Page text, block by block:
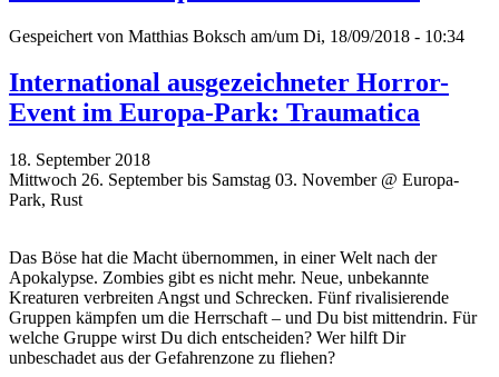
Gespeichert von Matthias Boksch am/um Di, 18/09/2018 - 10:34
International ausgezeichneter Horror-
Event im Europa-Park: Traumatica
18. September 2018
Mittwoch 26. September bis Samstag 03. November @ Europa-
Park, Rust
Das Böse hat die Macht übernommen, in einer Welt nach der
Apokalypse. Zombies gibt es nicht mehr. Neue, unbekannte
Kreaturen verbreiten Angst und Schrecken. Fünf rivalisierende
Gruppen kämpfen um die Herrschaft – und Du bist mittendrin. Für
welche Gruppe wirst Du dich entscheiden? Wer hilft Dir
unbeschadet aus der Gefahrenzone zu fliehen?